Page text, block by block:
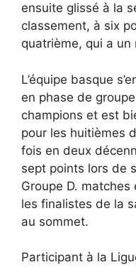
ensuite glissé à la
classement, à six
quatrième, qui a un
L’équipe basque
en phase de
champions et est
pour les huitièmes
fois en deux
sept points lors de
Groupe D.
les finalistes de la
au sommet.
Participant à la